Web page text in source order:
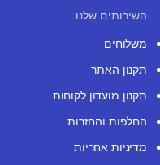
השירותים שלנו
משלוחים
תקנון האתר
תקנון מועדון לקוחות
החלפות והחזרות
מדיניות אחריות